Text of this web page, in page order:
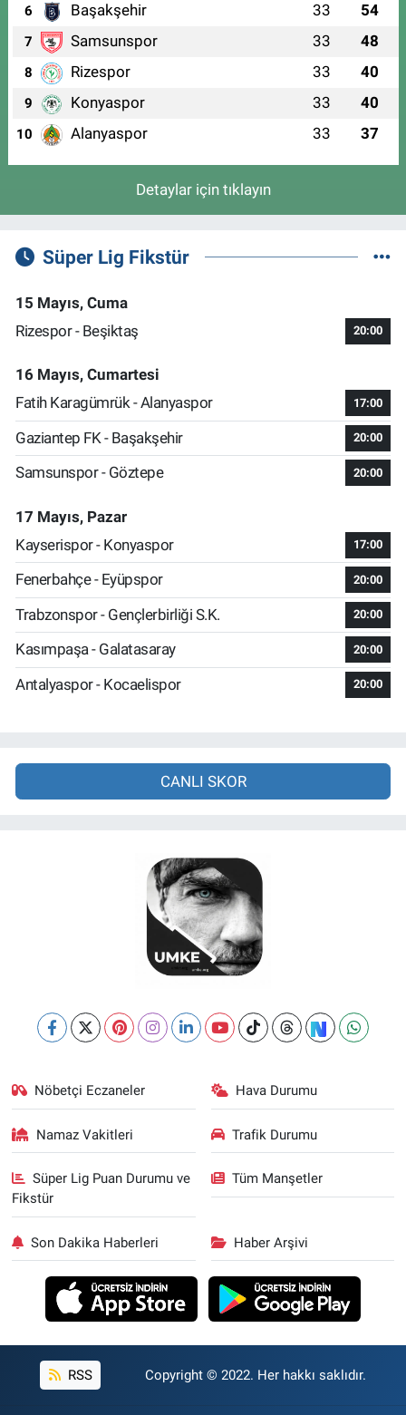
6 Başakşehir 33 54
7 Samsunspor 33 48
8 Rizespor 33 40
9 Konyaspor 33 40
10 Alanyaspor 33 37
Detaylar için tıklayın
Süper Lig Fikstür
15 Mayıs, Cuma
Rizespor - Beşiktaş
20:00
16 Mayıs, Cumartesi
Fatih Karagümrük - Alanyaspor
17:00
Gaziantep FK - Başakşehir 20:00
Samsunspor - Göztepe 20:00
17 Mayıs, Pazar
Kayserispor - Konyaspor
17:00
Fenerbahçe - Eyüpspor 20:00
Trabzonspor - Gençlerbirliği S.K. 20:00
Kasımpaşa - Galatasaray 20:00
Antalyaspor - Kocaelispor 20:00
CANLI SKOR
Nöbetçi Eczaneler Hava Durumu
Namaz Vakitleri Trafik Durumu
Süper Lig Puan Durumu ve
Fikstür
Tüm Manşetler
Son Dakika Haberleri Haber Arşivi
RSS Copyright © 2022. Her hakkı saklıdır.